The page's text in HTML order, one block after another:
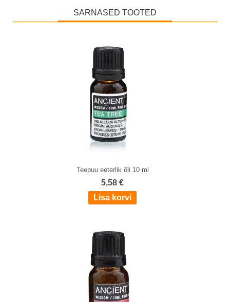
SARNASED TOOTED
Teepuu eeterlik õli 10 ml
5,58 €